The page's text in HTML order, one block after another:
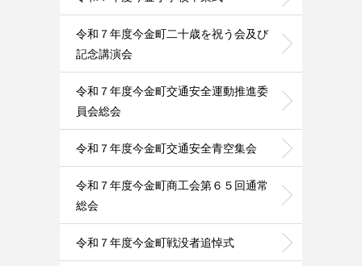
令和７年度今金町二十歳を祝う会及び
記念講演会
令和７年度今金町交通安全運動推進委
員会総会
令和７年度今金町交通安全青空集会
令和７年度今金町商工会第６５回通常
総会
令和７年度今金町戦没者追悼式